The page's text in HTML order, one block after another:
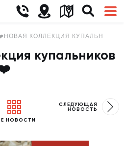
КОЛЛЕКЦИЯ КУПАЛЬНИКОВ В
купальников
НОВОСТИ
СЛЕДУЮЩАЯ
НОВОСТЬ